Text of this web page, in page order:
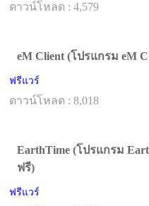
ดาวน์โหลด : 4,579
eM Client (โปรแกรม eM
ฟรีแวร์
ดาวน์โหลด : 8,018
EarthTime (โปรแกรม
ฟรี)
ฟรีแวร์